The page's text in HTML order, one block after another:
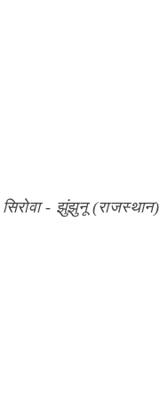
सिरोवा - झुंझुनू (राजस्थान)